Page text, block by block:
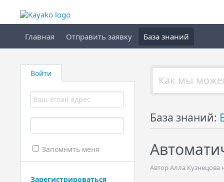
Главная Отправить заявку База знаний
Войти
Запомнить меня
Зарегистрироваться
База знаний:
Автор Алла Кузнецова